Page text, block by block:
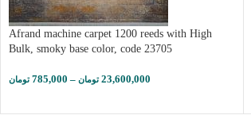
Afrand machine carpet 1200 reeds with High
Bulk, smoky base color, code 23705
785,000 تومان – 23,600,000 تومان